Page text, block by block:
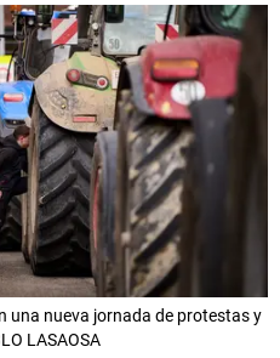
una nueva jornada de protestas y
LASAOSA